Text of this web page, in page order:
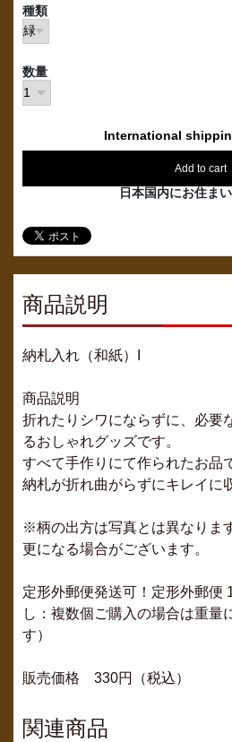
種類
数量
International
Add to cart
日本国内にお住ま
商品説明
納札入れ（和紙）I
商品説明
折れたりシワにならずに、必要
るおしゃれグッズです。
すべて手作りにて作られたお品
納札が折れ曲がらずにキレイに
※柄の出方は写真とは異なりま
更になる場合がございます。
定形外郵便発送可！定形外郵便
し：複数個ご購入の場合は重量
す）
販売価格 330円（税込）
関連商品